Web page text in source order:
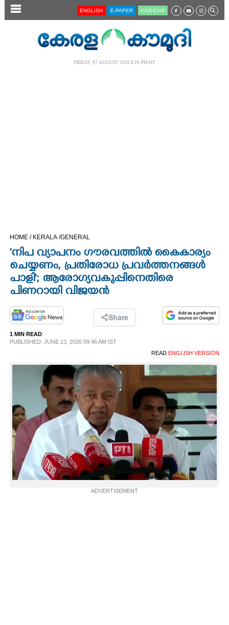
SECTIONS
CINEMA
OPINION
ART
ASTRO
CARTOONS
ENGLISH E-PAPER KĀZHCHA
FRIDAY, 07 AUGUST 2026 8.26 PM IST
HOME / KERALA /GENERAL
'നിപ വ്യാപനം ഗൗരവത്തിൽ കൈകാര്യം
ചെയ്യണം, പ്രതിരോധ പ്രവർത്തനങ്ങൾ
പാളി'; ആരോഗ്യവകുപ്പിനെതിരെ
പിണറായി വിജയൻ
Share
1 MIN READ
PUBLISHED: JUNE 13, 2026 09:46 AM IST
READ ENGLISH VERSION
ADVERTISEMENT